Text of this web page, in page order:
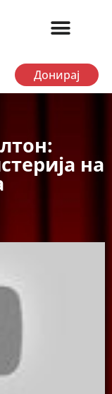
Донирај
на